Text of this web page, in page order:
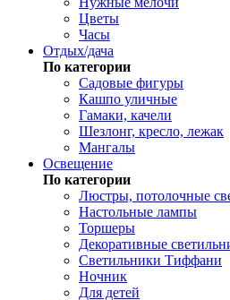
Цветы
Часы
Отдых/дача
По категории
Садовые фигуры
Кашпо уличные
Гамаки, качели
Шезлонг, кресло, лежак
Мангалы
Освещение
По категории
Люстры, потолочные
Настольные лампы
Торшеры
Декоративные
Светильники Тиффани
Ночник
Для детей